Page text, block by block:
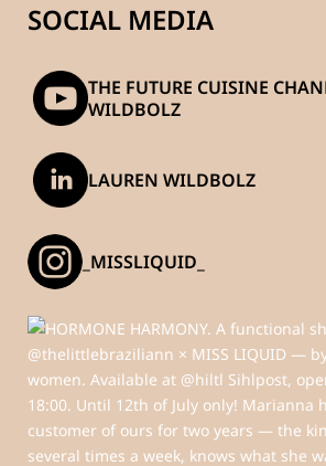
SOCIAL MEDIA
THE FUTURE CUISINE
WILDBOLZ
LAUREN WILDBOLZ
_MISSLIQUID_